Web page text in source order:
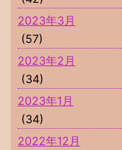
2023年3月
(57)
2023年2月
(34)
2023年1月
(34)
2022年12月